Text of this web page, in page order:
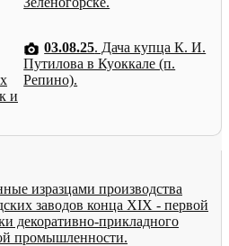
и
03.08.25. Дача купца К. И.
Путилова в Куоккале (п.
Репино).
изразцами производства
заводов конца XIX - первой
декоративно-прикладного
промышленности.